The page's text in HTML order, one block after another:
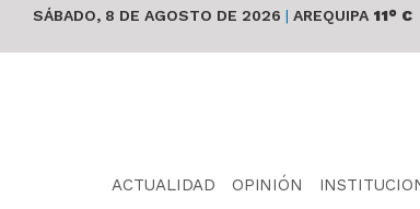
SÁBADO, 8 DE AGOSTO DE 2026 | AREQUIPA 11° C
ACTUALIDAD OPINIÓN